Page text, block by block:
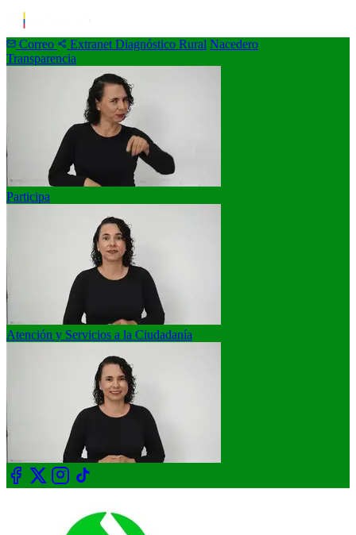
Correo Extranet Diagnóstico Rural Nacedero
Transparencia
Participa
Atención y Servicios a la Ciudadanía